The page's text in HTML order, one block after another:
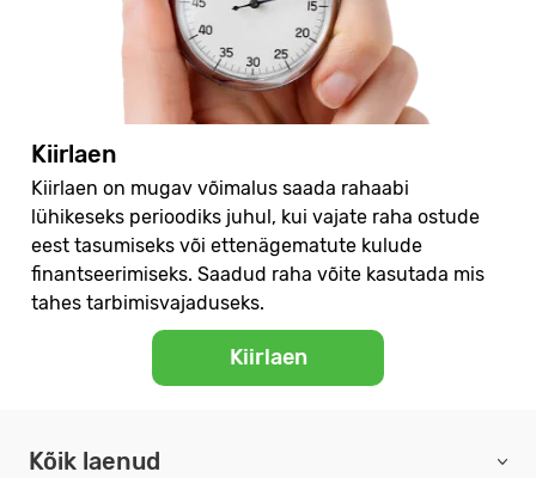
Kiirlaen
Kiirlaen on mugav võimalus saada rahaabi
lühikeseks perioodiks juhul, kui vajate raha ostude
eest tasumiseks või ettenägematute kulude
finantseerimiseks. Saadud raha võite kasutada mis
tahes tarbimisvajaduseks.
Kiirlaen
Kõik laenud